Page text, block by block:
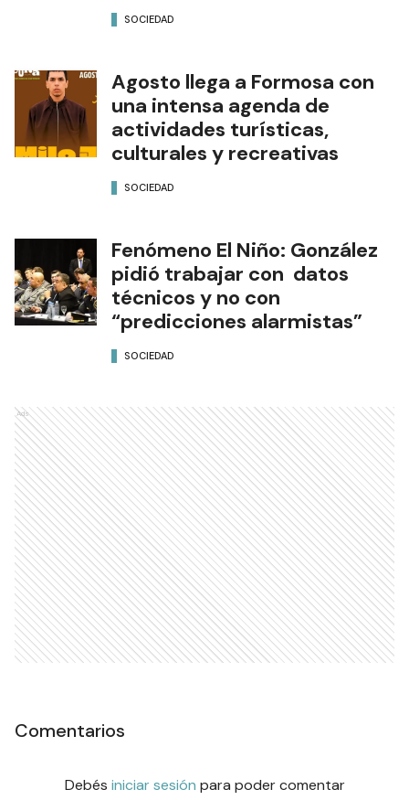
SOCIEDAD
Agosto llega a Formosa con
una intensa agenda de
actividades turísticas,
culturales y recreativas
SOCIEDAD
Fenómeno El Niño: González
pidió trabajar con datos
técnicos y no con
“predicciones alarmistas”
SOCIEDAD
Ads
Comentarios
Debés iniciar sesión para poder comentar